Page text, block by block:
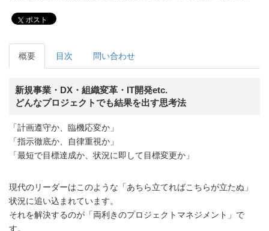
ポスト
概要 目次 問い合わせ
新規事業・DX・組織変革・IT開発etc.
どんなプロジェクトでも結果を出す思考法
「計画遵守か、臨機応変か」
「指示徹底か、自律重視か」
「最短で目標達成か、状況に即して目標変更か」
現代のリーダーはこのような「あちら立てればこちらが立たぬ」
状況に追い込まれています。
それを解決するのが「両利きのプロジェクトマネジメント」で
す。